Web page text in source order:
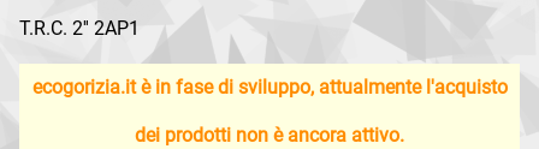
T.R.C. 2'' 2AP1
ecogorizia.it è in fase di sviluppo, attualmente l'acquisto
dei prodotti non è ancora attivo.